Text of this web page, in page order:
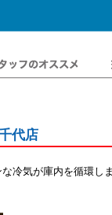
代店
冷気が庫内を循環し